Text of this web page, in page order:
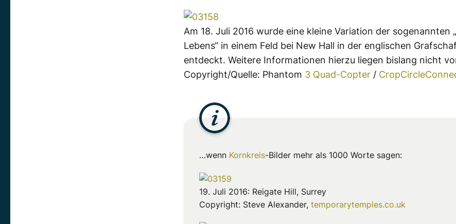
Am 18. Juli 2016 wurde eine kleine Variation der sogenannten
Lebens“ in einem Feld bei New Hall in der englischen
entdeckt. Weitere Informationen hierzu liegen bislang nicht
Copyright/Quelle: Phantom 3 Quad-Copter /
…wenn Kornkreis-Bilder mehr als 1000 Worte sagen:
19. Juli 2016: Reigate Hill, Surrey
Copyright: Steve Alexander, temporarytemples.co.uk